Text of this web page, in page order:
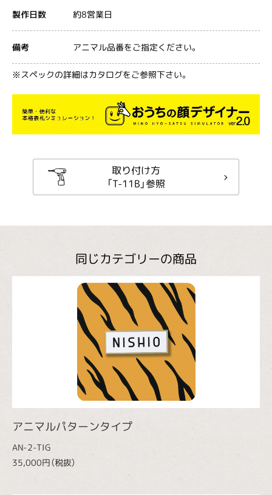
製作日数 約8営業日
備考 アニマル品番をご指定ください。
※スペックの詳細はカタログをご参照下さい。
取り付け方
「T-11B」参照
同じカテゴリーの商品
アニマルパターンタイプ
AN-2-TIG
35,000円（税抜）